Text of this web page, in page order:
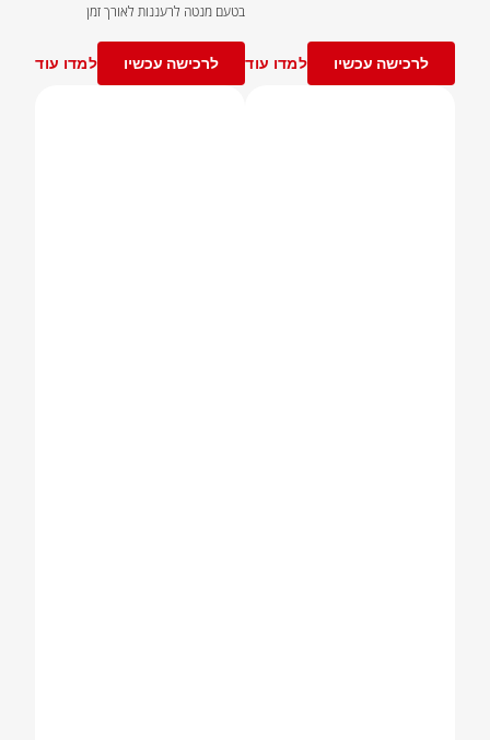
לרכישה עכשיו למדו עוד
בטעם מנטה לרעננות לאורך זמן
לרכישה עכשיו למדו עוד